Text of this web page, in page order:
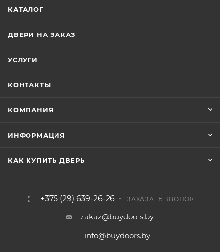
КАТАЛОГ
ДВЕРИ НА ЗАКАЗ
УСЛУГИ
КОНТАКТЫ
КОМПАНИЯ
ИНФОРМАЦИЯ
КАК КУПИТЬ ДВЕРЬ
+375 (29) 639-26-26 ЗАКАЗАТЬ ЗВОНОК
zakaz@buydoors.by
info@buydoors.by